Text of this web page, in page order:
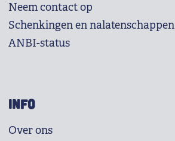
Neem contact op
Schenkingen en nalatenschappen
ANBI-status
INFO
Over ons